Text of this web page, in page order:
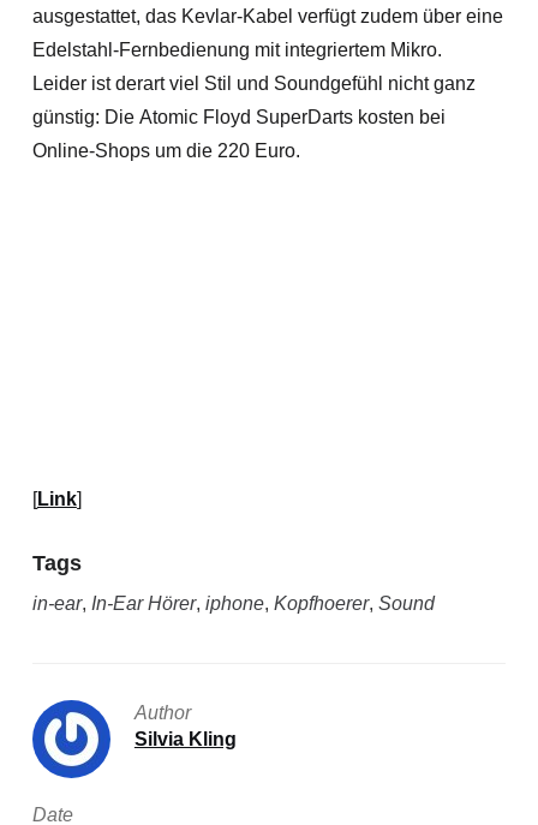
ausgestattet, das Kevlar-Kabel verfügt zudem über eine
Edelstahl-Fernbedienung mit integriertem Mikro.
Leider ist derart viel Stil und Soundgefühl nicht ganz
günstig: Die Atomic Floyd SuperDarts kosten bei
Online-Shops um die 220 Euro.
[Link]
Tags
in-ear, In-Ear Hörer, iphone, Kopfhoerer, Sound
Author
Silvia Kling
Date